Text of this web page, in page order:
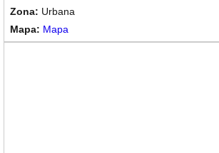
Urbana
Mapa